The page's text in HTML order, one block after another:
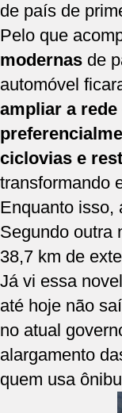
de país de
Pelo que
modernas de
automóvel
ampliar a
ciclovias e
transformando
Enquanto isso,
Segundo outra
38,7 km de
Já vi essa
até hoje não
no atual
alargamento
quem usa